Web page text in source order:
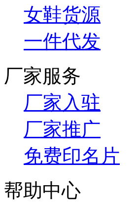
女鞋货源
一件代发
厂家服务
厂家入驻
厂家推广
免费印名片
帮助中心